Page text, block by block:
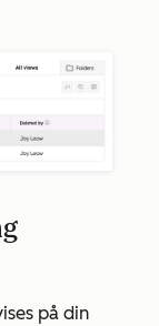
på din